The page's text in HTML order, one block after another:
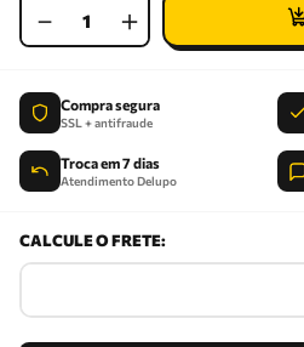
＋
－
Compra segura
SSL + antifraude
Troca em 7 dias
Atendimento Delupo